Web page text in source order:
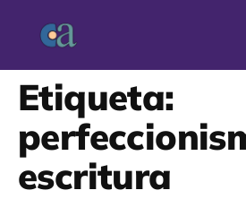
Etiqueta:
escritura